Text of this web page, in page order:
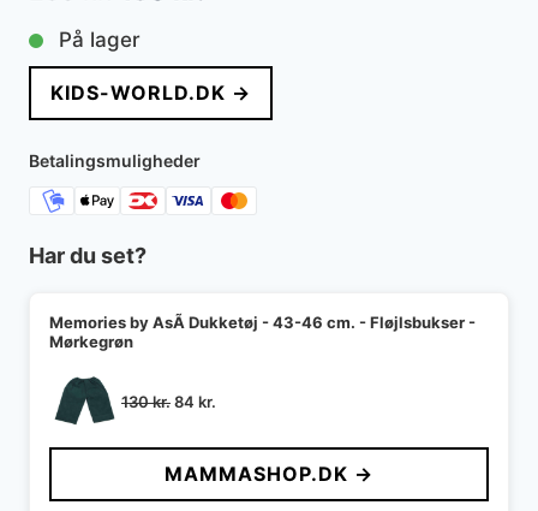
oprindelige
pris
var:
250 kr..
pris
er:
På lager
KIDS-WORLD.DK →
Betalingsmuligheder
Har du set?
Memories by AsÃ­ Dukketøj - 43-46 cm. - Fløjlsbukser -
Mørkegrøn
130kr.Den
pris
var:
130 kr..
84 kr.
pris
er:
84 kr..
MAMMASHOP.DK →